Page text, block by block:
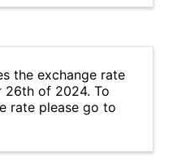
the exchange rate
26th of 2024. To
rate please go to